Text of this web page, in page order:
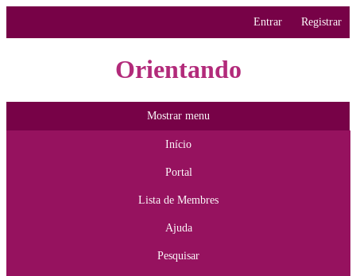
Entrar Registrar
Orientando
Mostrar menu
Início
Portal
Lista de Membres
Ajuda
Pesquisar